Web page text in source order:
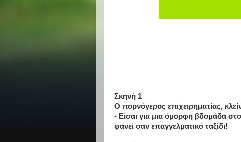
Σκηνή 1
Ο ποpνόγερος επιχειρηματίας,
- Είσαι για μια όμορφη βδομάδα
φανεί σαν επαγγελματικό ταξίδι!